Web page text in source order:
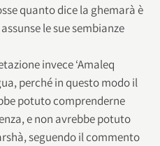
quanto dice la ghemarà è
le sue sembianze
invece ‘Amaleq
perché in questo modo il
potuto comprenderne
e non avrebbe potuto
seguendo il commento